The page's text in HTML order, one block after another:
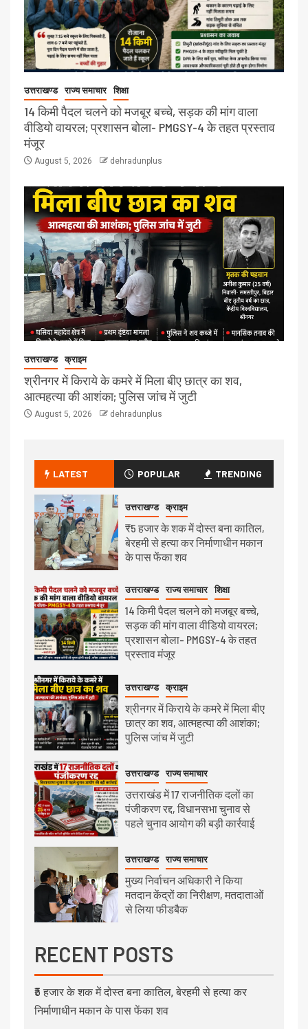
उत्तराखण्ड राज्य समाचार शिक्षा
14 किमी पैदल चलने को मजबूर बच्चे, सड़क की मांग वाला
वीडियो वायरल; प्रशासन बोला- PMGSY-4 के तहत प्रस्ताव
मंजूर
August 5, 2026 dehradunplus
उत्तराखण्ड क्राइम
श्रीनगर में किराये के कमरे में मिला बीए छात्र का शव,
आत्महत्या की आशंका; पुलिस जांच में जुटी
August 5, 2026 dehradunplus
LATEST POPULAR TRENDING
उत्तराखण्ड क्राइम
₹5 हजार के शक में दोस्त बना कातिल,
बेरहमी से हत्या कर निर्माणाधीन मकान
के पास फेंका शव
उत्तराखण्ड राज्य समाचार शिक्षा
14 किमी पैदल चलने को मजबूर बच्चे,
सड़क की मांग वाला वीडियो वायरल;
प्रशासन बोला- PMGSY-4 के तहत
प्रस्ताव मंजूर
उत्तराखण्ड क्राइम
श्रीनगर में किराये के कमरे में मिला बीए
छात्र का शव, आत्महत्या की आशंका;
पुलिस जांच में जुटी
उत्तराखण्ड राज्य समाचार
उत्तराखंड में 17 राजनीतिक दलों का
पंजीकरण रद्द, विधानसभा चुनाव से
पहले चुनाव आयोग की बड़ी कार्रवाई
उत्तराखण्ड राज्य समाचार
मुख्य निर्वाचन अधिकारी ने किया
मतदान केंद्रों का निरीक्षण, मतदाताओं
से लिया फीडबैक
RECENT POSTS
₹5 हजार के शक में दोस्त बना कातिल, बेरहमी से हत्या कर
निर्माणाधीन मकान के पास फेंका शव